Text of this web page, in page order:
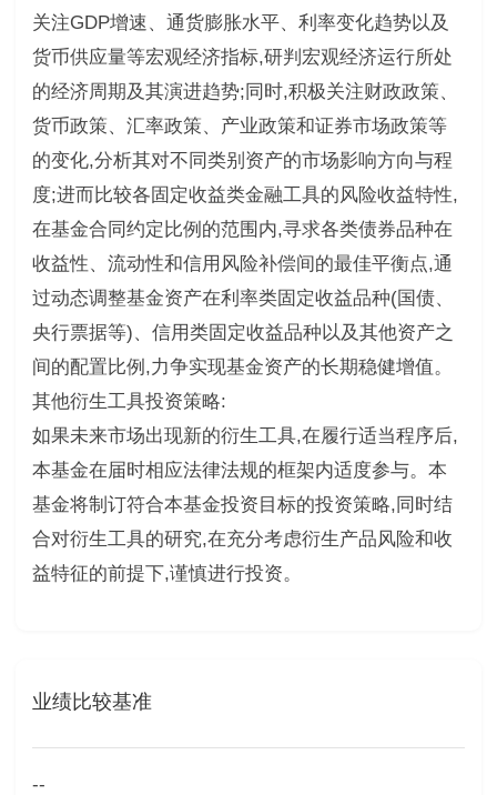
关注GDP增速、通货膨胀水平、利率变化趋势以及
货币供应量等宏观经济指标,研判宏观经济运行所处
的经济周期及其演进趋势;同时,积极关注财政政策、
货币政策、汇率政策、产业政策和证券市场政策等
的变化,分析其对不同类别资产的市场影响方向与程
度;进而比较各固定收益类金融工具的风险收益特性,
在基金合同约定比例的范围内,寻求各类债券品种在
收益性、流动性和信用风险补偿间的最佳平衡点,通
过动态调整基金资产在利率类固定收益品种(国债、
央行票据等)、信用类固定收益品种以及其他资产之
间的配置比例,力争实现基金资产的长期稳健增值。
其他衍生工具投资策略:
如果未来市场出现新的衍生工具,在履行适当程序后,
本基金在届时相应法律法规的框架内适度参与。本
基金将制订符合本基金投资目标的投资策略,同时结
合对衍生工具的研究,在充分考虑衍生产品风险和收
益特征的前提下,谨慎进行投资。
业绩比较基准
--